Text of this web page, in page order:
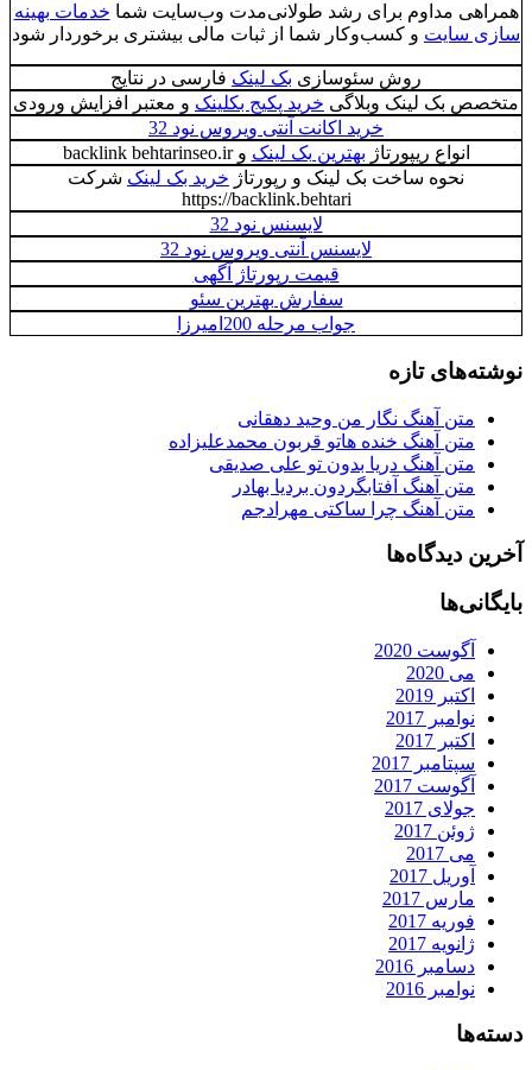
همراهی مداوم برای رشد طولانی‌مدت وب‌سایت شما خدمات بهینه
سازی سایت و کسب‌وکار شما از ثبات مالی بیشتری برخوردار شود
روش سئوسازی بک لینک فارسی در نتایج
متخصص بک لینک وبلاگی خرید پکیج بکلینک و معتبر افزایش ورودی
خرید اکانت آنتی ویروس نود 32
انواع ریپورتاژ بهترین بک لینک و backlink behtarinseo.ir
نحوه ساخت بک لینک و رپورتاژ خرید بک لینک شرکت
https://backlink.behtari
لايسنس نود 32
لایسنس آنتی ویروس نود 32
قیمت رپورتاژ آگهی
سفارش بهترین سئو
جواب مرحله 200امیرزا
نوشته‌های تازه
متن آهنگ نگار من وحید دهقانی
متن آهنگ خنده هاتو قربون محمدعلیزاده
متن آهنگ دریا بدون تو علی صدیقی
متن آهنگ آفتابگردون بردیا بهادر
متن آهنگ چرا ساکتی مهرادجم
آخرین دیدگاه‌ها
بایگانی‌ها
آگوست 2020
می 2020
اکتبر 2019
نوامبر 2017
اکتبر 2017
سپتامبر 2017
آگوست 2017
جولای 2017
ژوئن 2017
می 2017
آوریل 2017
مارس 2017
فوریه 2017
ژانویه 2017
دسامبر 2016
نوامبر 2016
دسته‌ها